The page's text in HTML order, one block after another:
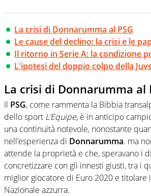
La crisi di Donnarumma al PSG
Le cause del declino: la crisi e le
Il ritorno in Serie A: la condizione
L'ipotesi del doppio colpo della
La crisi di Donnarumma al
Il PSG, come rammenta la Bibbia
dello sport L’Equipe, è in anticipo
una continuità notevole, nonostante
nell’esperienza di Donnarumma. ma
attende la proprietà e che, speravano i
concretizzare con gli innesti giusti, tra i
miglior giocatore di Euro 2020 e titolare
Nazionale azzurra.